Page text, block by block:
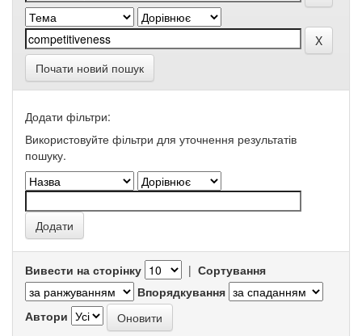
Почати новий пошук
Додати фільтри:
Використовуйте фільтри для уточнення результатів
пошуку.
Вивести на сторінку | Сортування
Впорядкування
Автори